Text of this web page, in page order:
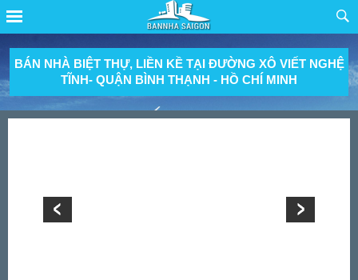
BÁN NHÀ BIỆT THỰ, LIỀN KỀ TẠI ĐƯỜNG XÔ VIẾT NGHỆ
TĨNH- QUẬN BÌNH THẠNH - HỒ CHÍ MINH